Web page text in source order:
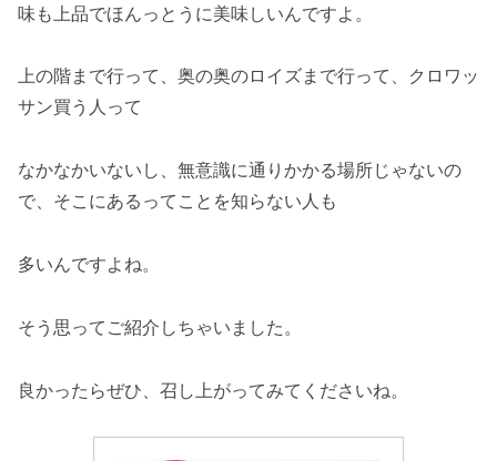
味も上品でほんっとうに美味しいんですよ。
上の階まで行って、奥の奥のロイズまで行って、クロワッ
サン買う人って
なかなかいないし、無意識に通りかかる場所じゃないの
で、そこにあるってことを知らない人も
多いんですよね。
そう思ってご紹介しちゃいました。
良かったらぜひ、召し上がってみてくださいね。